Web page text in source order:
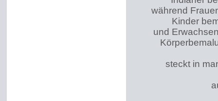
während
Kinder
und
steckt in